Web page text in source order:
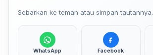
Sebarkan ke teman atau simpan tautannya.
WhatsApp Facebook